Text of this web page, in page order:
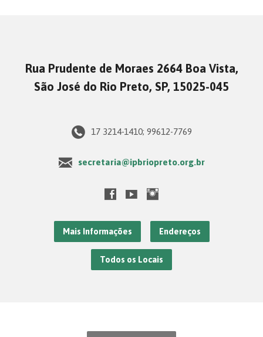
Rua Prudente de Moraes 2664 Boa Vista,
São José do Rio Preto, SP, 15025-045
17 3214-1410; 99612-7769
secretaria@ipbriopreto.org.br
Mais Informações Endereços
Todos os Locais